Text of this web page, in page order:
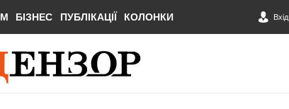
БІЗНЕС ПУБЛІКАЦІЇ КОЛОНКИ Вхід